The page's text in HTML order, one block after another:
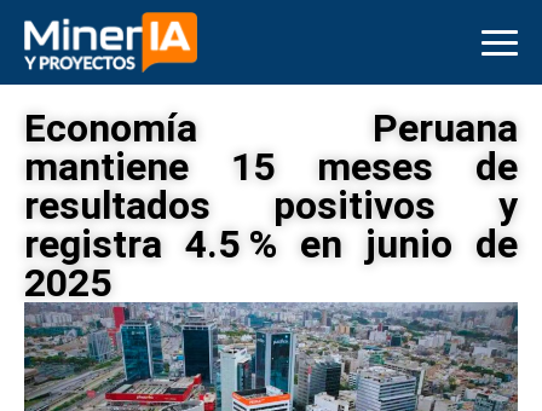
Economía Peruana
mantiene 15 meses de
resultados positivos y
registra 4.5 % en junio de
2025